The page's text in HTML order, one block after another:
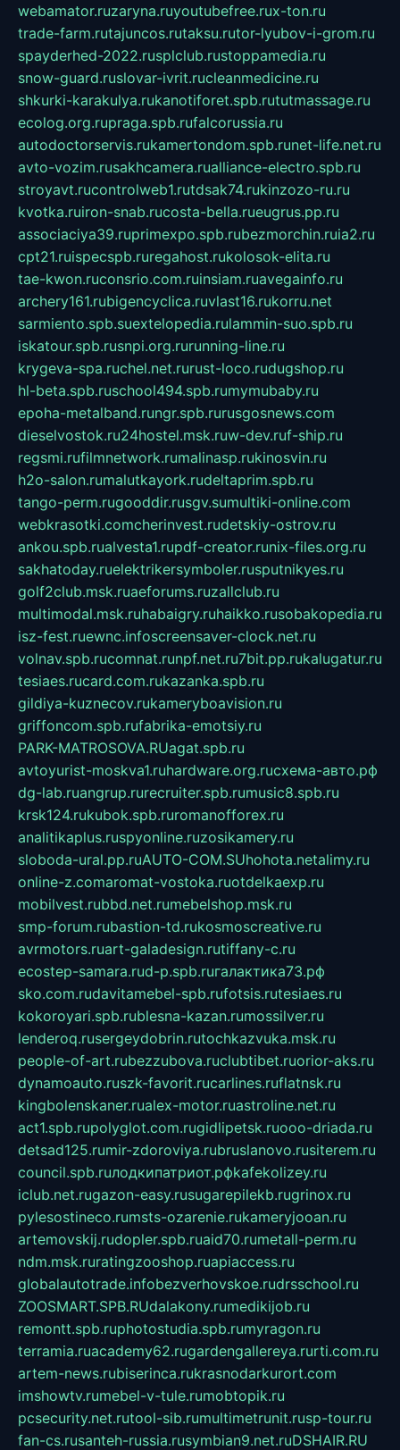
webamator.ruzaryna.ruyoutubefree.rux-ton.ru
trade-farm.rutajuncos.rutaksu.rutor-lyubov-i-grom.ru
spayderhed-2022.rusplclub.rustoppamedia.ru
snow-guard.ruslovar-ivrit.rucleanmedicine.ru
shkurki-karakulya.rukanotiforet.spb.rututmassage.ru
ecolog.org.rupraga.spb.rufalcorussia.ru
autodoctorservis.rukamertondom.spb.runet-life.net.ru
avto-vozim.rusakhcamera.rualliance-electro.spb.ru
stroyavt.rucontrolweb1.rutdsak74.rukinzozo-ru.ru
kvotka.ruiron-snab.rucosta-bella.rueugrus.pp.ru
associaciya39.ruprimexpo.spb.rubezmorchin.ruia2.ru
cpt21.ruispecspb.ruregahost.rukolosok-elita.ru
tae-kwon.ruconsrio.com.ruinsiam.ruavegainfo.ru
archery161.rubigencyclica.ruvlast16.rukorru.net
sarmiento.spb.suextelopedia.rulammin-suo.spb.ru
iskatour.spb.rusnpi.org.rurunning-line.ru
krygeva-spa.ruchel.net.rurust-loco.rudugshop.ru
hl-beta.spb.ruschool494.spb.rumymubaby.ru
epoha-metalband.rungr.spb.rurusgosnews.com
dieselvostok.ru24hostel.msk.ruw-dev.ruf-ship.ru
regsmi.rufilmnetwork.rumalinasp.rukinosvin.ru
h2o-salon.rumalutkayork.rudeltaprim.spb.ru
tango-perm.rugooddir.rusgv.sumultiki-online.com
webkrasotki.comcherinvest.rudetskiy-ostrov.ru
ankou.spb.rualvesta1.rupdf-creator.runix-files.org.ru
sakhatoday.ruelektrikersymboler.rusputnikyes.ru
golf2club.msk.ruaeforums.ruzallclub.ru
multimodal.msk.ruhabaigry.ruhaikko.rusobakopedia.ru
isz-fest.ruewnc.infoscreensaver-clock.net.ru
volnav.spb.rucomnat.runpf.net.ru7bit.pp.rukalugatur.ru
tesiaes.rucard.com.rukazanka.spb.ru
gildiya-kuznecov.rukameryboavision.ru
griffoncom.spb.rufabrika-emotsiy.ru
PARK-MATROSOVA.RUagat.spb.ru
avtoyurist-moskva1.ruhardware.org.ruсхема-авто.рф
dg-lab.ruangrup.rurecruiter.spb.rumusic8.spb.ru
krsk124.rukubok.spb.ruromanofforex.ru
analitikaplus.ruspyonline.ruzosikamery.ru
sloboda-ural.pp.ruAUTO-COM.SUhohota.netalimy.ru
online-z.comaromat-vostoka.ruotdelkaexp.ru
mobilvest.rubbd.net.rumebelshop.msk.ru
smp-forum.rubastion-td.rukosmoscreative.ru
avrmotors.ruart-galadesign.rutiffany-c.ru
ecostep-samara.rud-p.spb.ruгалактика73.рф
sko.com.rudavitamebel-spb.rufotsis.rutesiaes.ru
kokoroyari.spb.rublesna-kazan.rumossilver.ru
lenderoq.rusergeydobrin.rutochkazvuka.msk.ru
people-of-art.rubezzubova.ruclubtibet.ruorior-aks.ru
dynamoauto.ruszk-favorit.rucarlines.ruflatnsk.ru
kingbolenskaner.rualex-motor.ruastroline.net.ru
act1.spb.rupolyglot.com.rugidlipetsk.ruooo-driada.ru
detsad125.rumir-zdoroviya.rubruslanovo.rusiterem.ru
council.spb.ruлодкипатриот.рфkafekolizey.ru
iclub.net.rugazon-easy.rusugarepilekb.rugrinox.ru
pylesostineco.rumsts-ozarenie.rukameryjooan.ru
artemovskij.rudopler.spb.ruaid70.rumetall-perm.ru
ndm.msk.ruratingzooshop.ruapiaccess.ru
globalautotrade.infobezverhovskoe.rudrsschool.ru
ZOOSMART.SPB.RUdalakony.rumedikijob.ru
remontt.spb.ruphotostudia.spb.rumyragon.ru
terramia.ruacademy62.rugardengallereya.rurti.com.ru
artem-news.rubiserinca.rukrasnodarkurort.com
imshowtv.rumebel-v-tule.rumobtopik.ru
pcsecurity.net.rutool-sib.rumultimetrunit.rusp-tour.ru
fan-cs.rusanteh-russia.rusymbian9.net.ruDSHAIR.RU